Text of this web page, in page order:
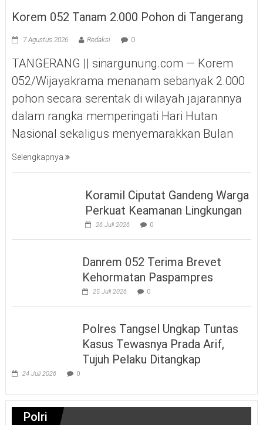
Korem 052 Tanam 2.000 Pohon di Tangerang
7 Agustus 2026 Redaksi 0
TANGERANG || sinargunung.com — Korem
052/Wijayakrama menanam sebanyak 2.000
pohon secara serentak di wilayah jajarannya
dalam rangka memperingati Hari Hutan
Nasional sekaligus menyemarakkan Bulan
Selengkapnya
Koramil Ciputat Gandeng Warga
Perkuat Keamanan Lingkungan
26 Juli 2026 0
Danrem 052 Terima Brevet
Kehormatan Paspampres
25 Juli 2026 0
Polres Tangsel Ungkap Tuntas
Kasus Tewasnya Prada Arif,
Tujuh Pelaku Ditangkap
24 Juli 2026 0
Polri